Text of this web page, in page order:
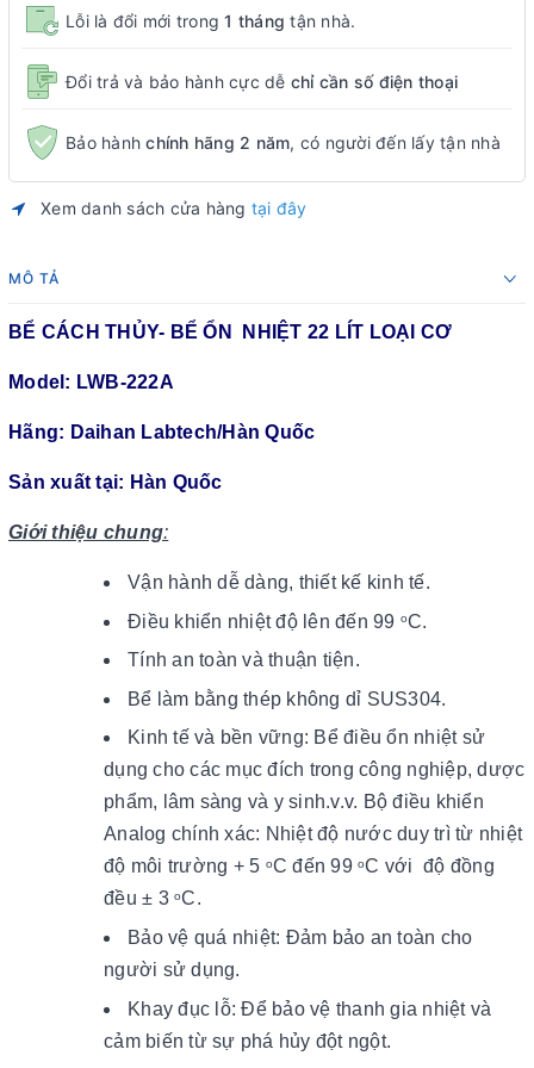
Lỗi là đổi mới trong1 tháng tận nhà.
Đổi trả và bảo hành cực dễ chỉ cần số điện thoại
Bảo hànhchính hãng 2 năm, có người đến lấy tận nhà
Xem danh sách cửa hàng tại đây
MÔ TẢ
BỂ CÁCH THỦY- BỂ ỔN NHIỆT 22 LÍT LOẠI CƠ
Model: LWB-222A
Hãng: Daihan Labtech/Hàn Quốc
Sản xuất tại: Hàn Quốc
Giới thiệu chung:
Vận hành dễ dàng, thiết kế kinh tế.
Điều khiển nhiệt độ lên đến 99 oC.
Tính an toàn và thuận tiện.
Bể làm bằng thép không dỉ SUS304.
Kinh tế và bền vững: Bể điều ổn nhiệt sử
dụng cho các mục đích trong công nghiệp, dược
phẩm, lâm sàng và y sinh.v.v. Bộ điều khiển
Analog chính xác: Nhiệt độ nước duy trì từ nhiệt
độ môi trường + 5 oC đến 99 oC với độ đồng
đều ± 3 oC.
Bảo vệ quá nhiệt: Đảm bảo an toàn cho
người sử dụng.
Khay đục lỗ: Để bảo vệ thanh gia nhiệt và
cảm biến từ sự phá hủy đột ngột.